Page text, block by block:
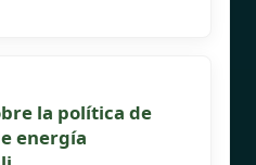
la política de
energía